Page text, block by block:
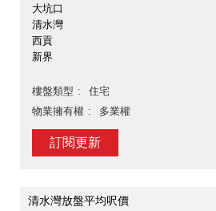
大坑口
清水灣
西貢
新界
樓盤類型
住宅
物業擁有權
多業權
訂閱更新
清水灣放盤平均呎價